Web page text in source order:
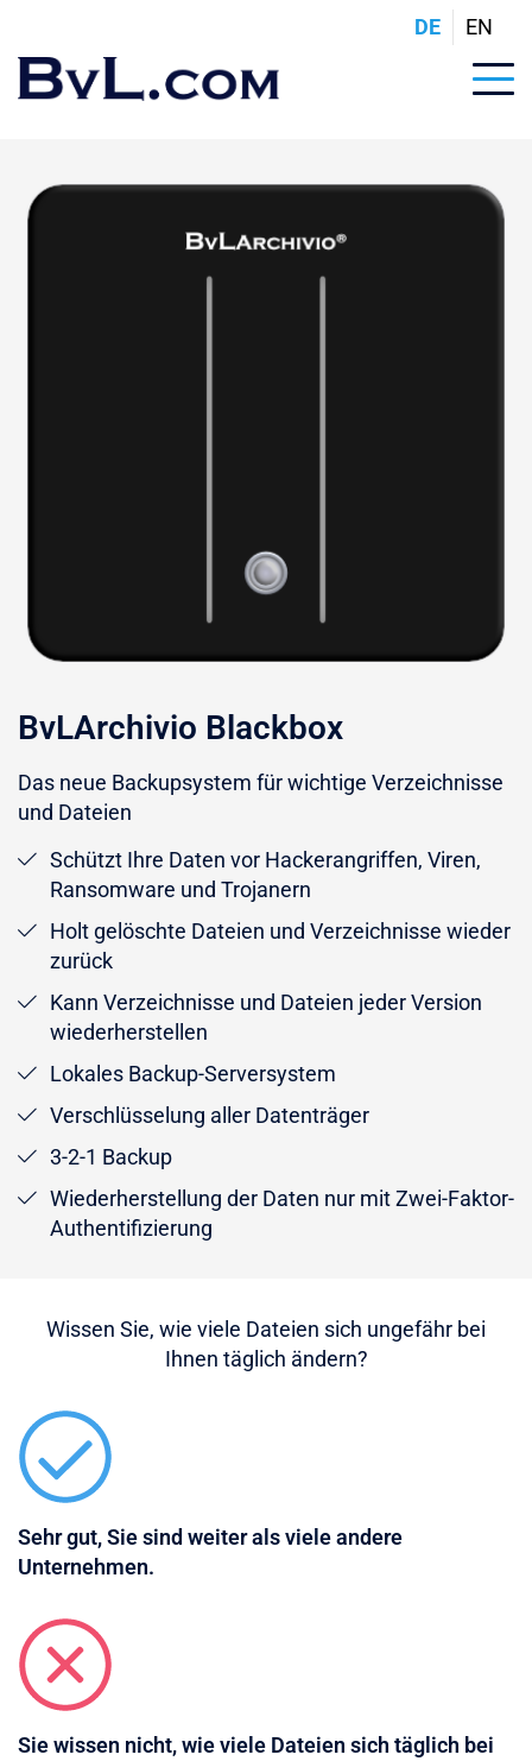
DE EN
BvLArchivio Blackbox
Das neue Backupsystem für wichtige Verzeichnisse
und Dateien
Schützt Ihre Daten vor Hackerangriffen, Viren,
Ransomware und Trojanern
Holt gelöschte Dateien und Verzeichnisse wieder
zurück
Kann Verzeichnisse und Dateien jeder Version
wiederherstellen
Lokales Backup-Serversystem
Verschlüsselung aller Datenträger
3-2-1 Backup
Wiederherstellung der Daten nur mit Zwei-Faktor-
Authentifizierung
Wissen Sie, wie viele Dateien sich ungefähr bei
Ihnen täglich ändern?
Sie wissen nicht, wie viele Dateien sich täglich bei
Sehr gut, Sie sind weiter als viele andere
Unternehmen.